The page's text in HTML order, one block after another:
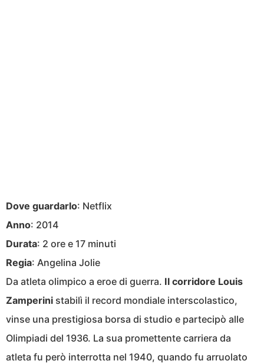
Dove guardarlo: Netflix
Anno: 2014
Durata: 2 ore e 17 minuti
Regia: Angelina Jolie
Da atleta olimpico a eroe di guerra. Il corridore Louis
Zamperini stabilì il record mondiale interscolastico,
vinse una prestigiosa borsa di studio e partecipò alle
Olimpiadi del 1936. La sua promettente carriera da
atleta fu però interrotta nel 1940, quando fu arruolato